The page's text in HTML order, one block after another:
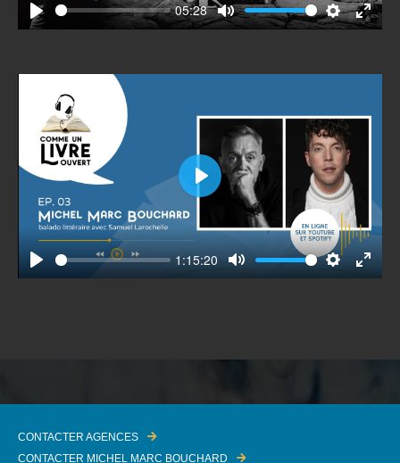
Play
05:28
Mute SettingsEnter
Play
1:15:20
Mute SettingsEnter
Play
CONTACTER AGENCES
CONTACTER MICHEL MARC BOUCHARD